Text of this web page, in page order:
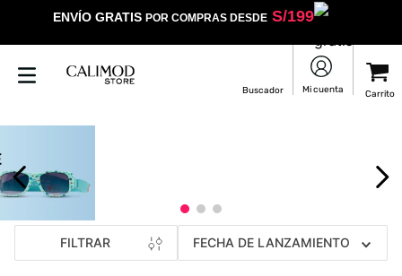
ENVÍO GRATIS POR COMPRAS DESDES/199
FILTRAR FECHA DE LANZAMIENTO